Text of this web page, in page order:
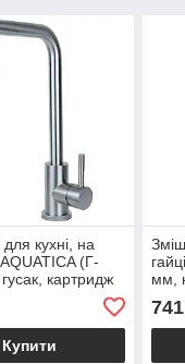
кухні, на
(Г-
картридж
Купити
мм,
741